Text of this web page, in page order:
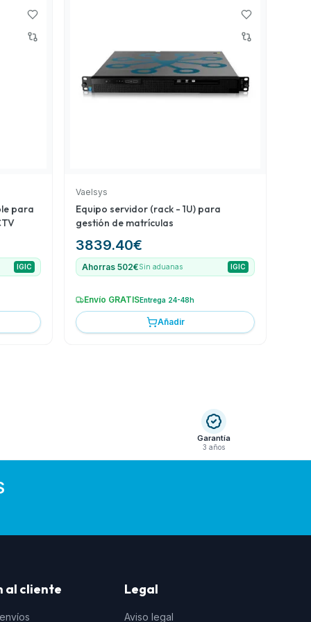
para
IGIC
Vaelsys
Equipo servidor (rack - 1U) para
gestión de matrículas
3839.40€
Ahorras 502€Sin aduanas IGIC
Envío GRATISEntrega 24-48h
Añadir
Garantía
3 años
al cliente Legal
Aviso legal